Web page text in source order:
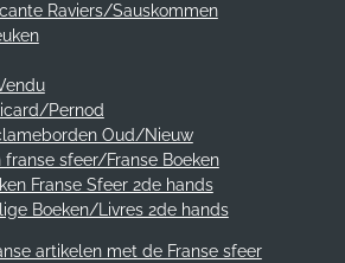
Raviers/Sauskommen
Pernod
Oud/Nieuw
franse sfeer/Franse Boeken
Franse Sfeer 2de hands
Boeken/Livres 2de hands
artikelen met de Franse sfeer